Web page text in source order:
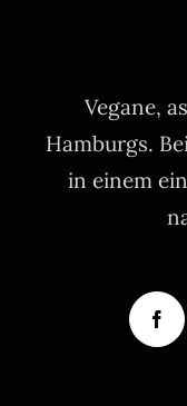
Vegane,
Hamburgs.
in einem